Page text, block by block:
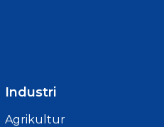
Industri
Agrikultur